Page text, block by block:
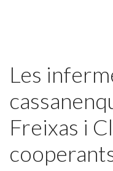
Les
Freixas i